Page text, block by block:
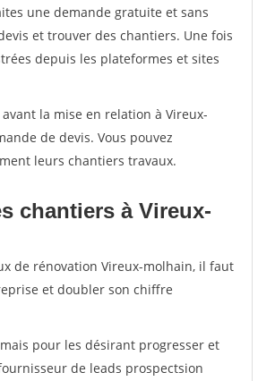
une demande gratuite et sans
et trouver des chantiers. Une fois
depuis les plateformes et sites
la mise en relation à Vireux-
de devis. Vous pouvez
leurs chantiers travaux.
chantiers à Vireux-
de rénovation Vireux-molhain, il faut
et doubler son chiffre
pour les désirant progresser et
de leads prospectsion